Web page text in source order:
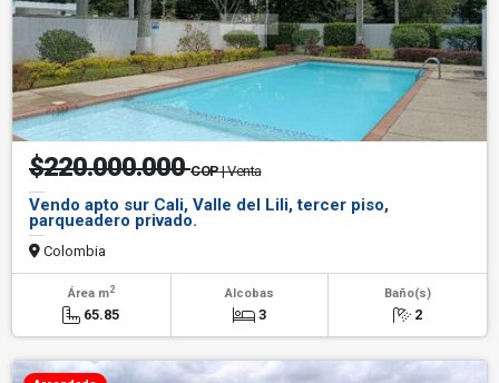
$220.000.000COP| Venta
Vendo apto sur Cali, Valle del Lili, tercer piso,
parqueadero privado.
Colombia
Área m2
65.85
Alcobas
3
Baño(s)
2